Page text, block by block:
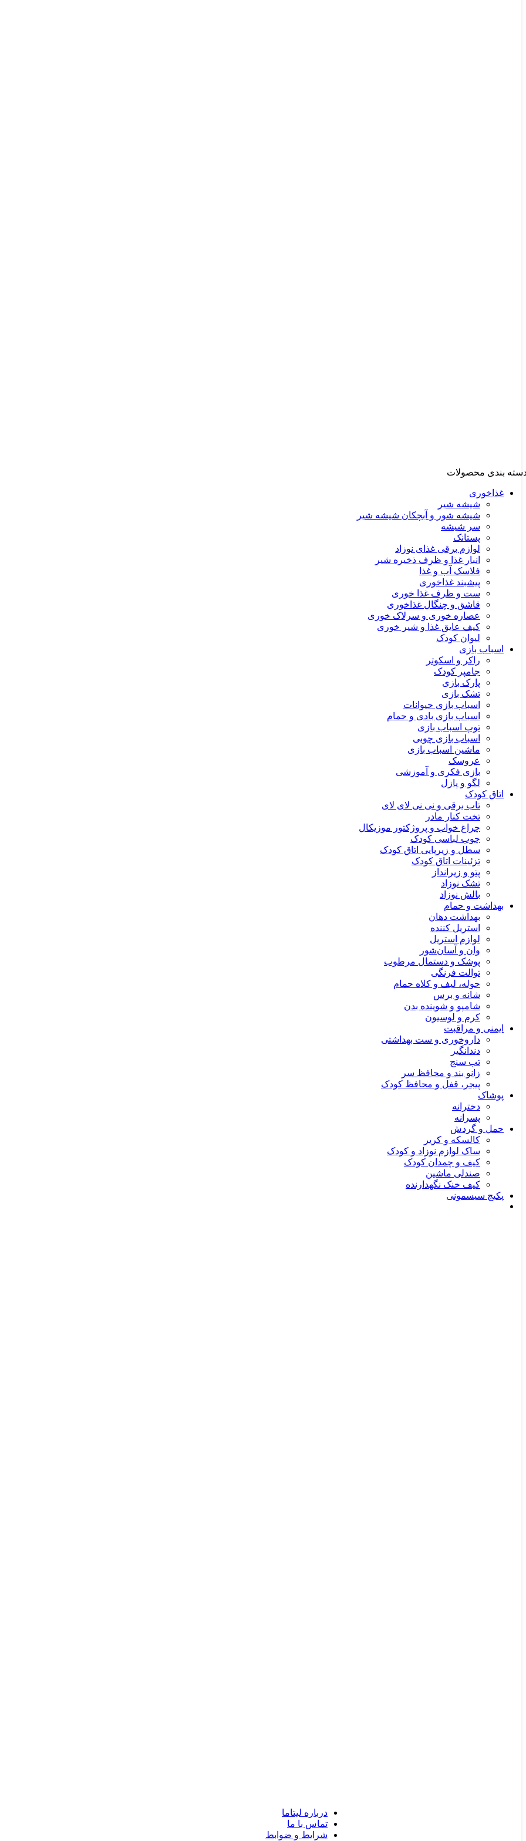
بندی محصولات
غذاخوری
شیشه شیر
شیشه ‌شور و آبچکان شیشه‌ شیر
سر شیشه
پستانک
لوازم برقی غذای نوزاد
انبار غذا و ظرف ذخیره شیر
فلاسک آب و غذا
پیشبند غذاخوری
ست و ظرف غذا خوری
قاشق و چنگال غذاخوری
عصاره خوری و سرلاک خوری
کیف عایق غذا و شیر خوری
لیوان کودک
اسباب بازی
راکر و اسکوتر
جامپر کودک
پارک بازی
تشک بازی
اسباب بازی حیوانات
اسباب بازی بادی و حمام
توپ اسباب بازی
اسباب بازی چوبی
ماشین اسباب بازی
عروسک
بازی فکری و آموزشی
لگو و پازل
اتاق کودک
تاب برقی و نی نی لای لای
تخت کنار مادر
چراغ خواب و پروژکتور موزیکال
چوب لباسی کودک
سطل و زیرپایی اتاق کودک
تزئینات اتاق کودک
پتو و زیرانداز
تشک نوزاد
بالش نوزاد
بهداشت و حمام
بهداشت دهان
استریل کننده
لوازم استریل
وان و آسان‌شور
پوشک و دستمال مرطوب
توالت فرنگی
حوله، لیف و کلاه حمام
شانه و برس
شامپو و شوینده بدن
کرم و لوسیون
ایمنی و مراقبت
داروخوری و ست بهداشتی
دندانگیر
تب‌ سنج
زانو بند و محافظ سر
پیجر، قفل و محافظ کودک
پوشاک
دخترانه
پسرانه
حمل و گردش
کالسکه و کریر
ساک لوازم نوزاد و کودک
کیف و چمدان کودک
صندلی ماشین
کیف خنک نگهدارنده
پکیج سیسمونی
درباره لیتاما
تماس با ما
شرایط و ضوابط